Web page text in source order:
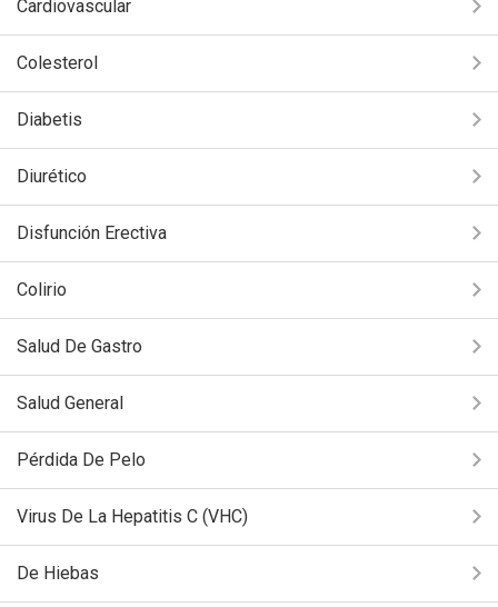
Cardiovascular
Colesterol
Diabetis
Diurético
Disfunción Erectiva
Colirio
Salud De Gastro
Salud General
Pérdida De Pelo
Virus De La Hepatitis C (VHC)
De Hiebas